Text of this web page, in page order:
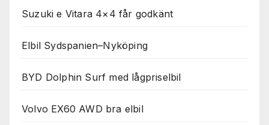
Suzuki e Vitara 4×4 får godkänt
Elbil Sydspanien–Nyköping
BYD Dolphin Surf med lågpriselbil
Volvo EX60 AWD bra elbil